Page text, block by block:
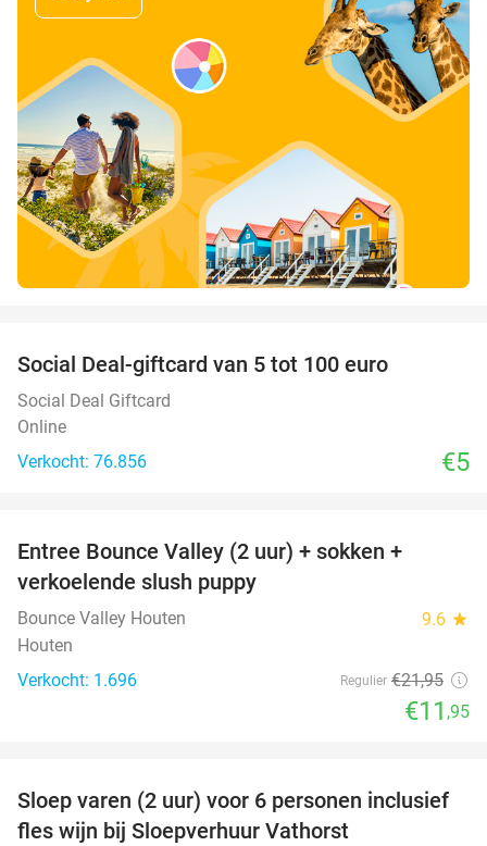
Social Deal-giftcard van 5 tot 100 euro
Social Deal Giftcard
Online
Verkocht: 76.856
€5
Entree Bounce Valley (2 uur) + sokken +
verkoelende slush puppy
Bounce Valley Houten 9.6 star
Houten
Verkocht: 1.696
Regulier €21,95
€11 ,95
41%
Sloep varen (2 uur) voor 6 personen inclusief
fles wijn bij Sloepverhuur Vathorst